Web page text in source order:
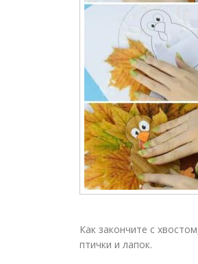
Как закончите с
птички и лапок.